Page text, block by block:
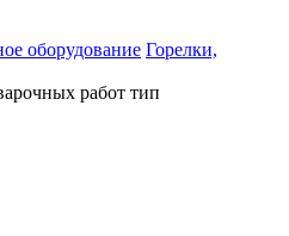
оборудование Горелки,
работ тип